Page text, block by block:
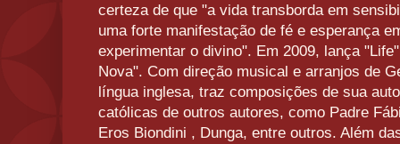
certeza de que "a vida transborda em
uma forte manifestação de fé e esperança
experimentar o divino". Em 2009, lança
Nova". Com direção musical e arranjos de
língua inglesa, traz composições de sua
católicas de outros autores, como Padre
Eros Biondini , Dunga, entre outros. Além